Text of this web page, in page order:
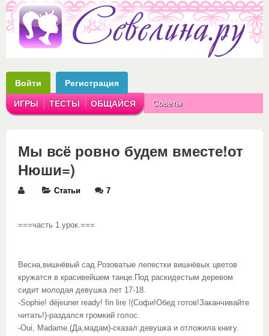
Войти Регистрация
ИГРЫ ТЕСТЫ ОБЩАЙСЯ Советы
Мы всё ровно будем вместе!от
Нюши=)
Статьи 7
===часть 1.урок.===
Весна,вишнёвый сад.Розоватые лепестки вишнёвых цветов
кружатся в красивейшем танце.Под раскидестым деревом
сидит молодая девушка лет 17-18.
-Sophie! déjeuner ready! fin lire !(Софи!Обед готов!Заканчивайте
читать!)-раздался громкий голос.
-Oui, Madame.(Да,мадам)-сказал девушка и отложила книгу.